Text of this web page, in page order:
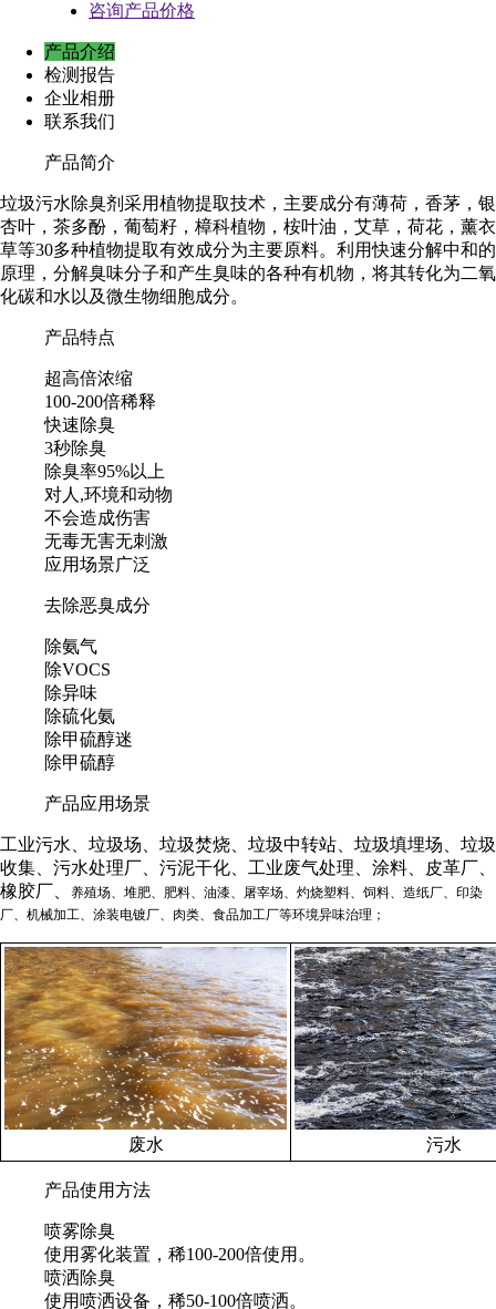
咨询产品价格
产品介绍
检测报告
企业相册
联系我们
产品简介
垃圾污水除臭剂采用植物提取技术，主要成分有薄荷，香茅，银
杏叶，茶多酚，葡萄籽，樟科植物，桉叶油，艾草，荷花，​薰衣
草等30多种植物提取有效成分为主要原料。利用快速分解中和的
原理，分解臭味分子和产生臭味的各种有机物，将其转化为二氧
化碳和水以及微生物细胞成分。
产品特点
超高倍浓缩
100-200倍稀释
快速除臭
3秒除臭
除臭率95%以上
对人,环境和动物
不会造成伤害
无毒无害无刺激
应用场景广泛
去除恶臭成分
除氨气
除VOCS
除异味
除硫化氨
除甲硫醇迷
除甲硫醇
产品应用场景
工业污水、垃圾场、垃圾焚烧、垃圾中转站、垃圾填埋场、垃圾
收集、污水处理厂、污泥干化、工业废气处理、涂料、皮革厂、
橡胶厂、
养殖场、堆肥、肥料、 油漆、屠宰场、灼烧塑料、饲料、造纸厂、印染
厂、机械加工、涂装电镀厂、肉类、食品加工厂等环境异味治理；
废水 污水
产品使用方法
喷雾除臭
使用雾化装置，稀100-200倍使用。
喷洒除臭
使用喷洒设备，稀50-100倍喷洒。